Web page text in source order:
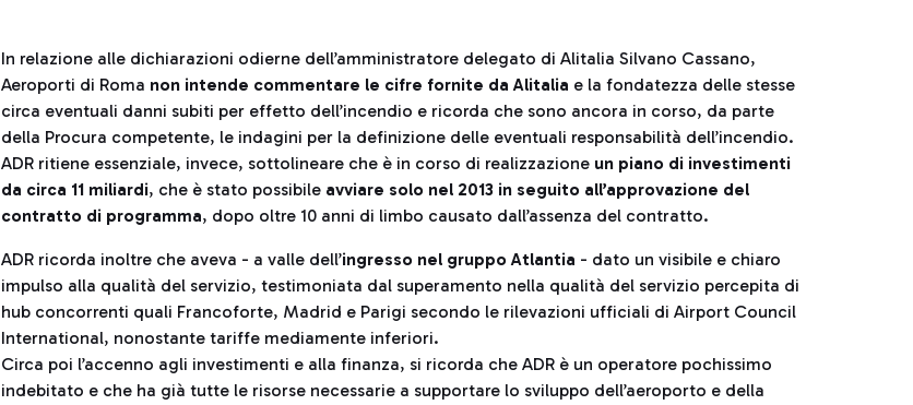
In relazione alle dichiarazioni odierne dell’amministratore delegato di Alitalia Silvano Cassano,
Aeroporti di Roma non intende commentare le cifre fornite da Alitalia e la fondatezza delle stesse
circa eventuali danni subiti per effetto dell’incendio e ricorda che sono ancora in corso, da parte
della Procura competente, le indagini per la definizione delle eventuali responsabilità dell’incendio.
ADR ritiene essenziale, invece, sottolineare che è in corso di realizzazione un piano di investimenti
da circa 11 miliardi, che è stato possibile avviare solo nel 2013 in seguito all’approvazione del
contratto di programma, dopo oltre 10 anni di limbo causato dall’assenza del contratto.
ADR ricorda inoltre che aveva - a valle dell’ingresso nel gruppo Atlantia - dato un visibile e chiaro
impulso alla qualità del servizio, testimoniata dal superamento nella qualità del servizio percepita di
hub concorrenti quali Francoforte, Madrid e Parigi secondo le rilevazioni ufficiali di Airport Council
International, nonostante tariffe mediamente inferiori.
Circa poi l’accenno agli investimenti e alla finanza, si ricorda che ADR è un operatore pochissimo
indebitato e che ha già tutte le risorse necessarie a supportare lo sviluppo dell’aeroporto e della